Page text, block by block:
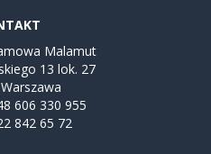
Malamut
13 lok. 27
606 330 955
842 65 72